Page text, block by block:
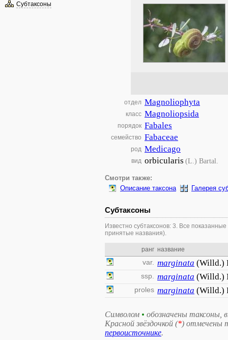
Субтаксоны
отдел Magnoliophyta
класс Magnoliopsida
порядок Fabales
семейство Fabaceae
род Medicago
вид orbicularis (L.) Bartal.
Смотри также:
Описание таксона
Галерея
Субтаксоны
Известно субтаксонов: 3. Все
принятые названия).
ранг название
var. marginata (Willd.)
ssp. marginata (Willd.)
proles marginata (Willd.)
Символом • обозначены таксоны,
Красной звёздочкой (*) отмечены
первоисточнике.